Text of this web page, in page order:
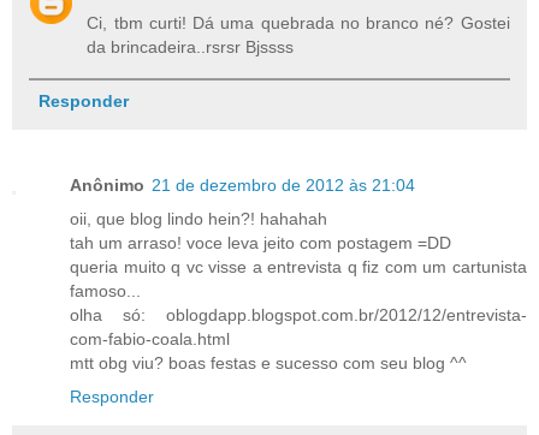
Ci, tbm curti! Dá uma quebrada no branco né? Gostei
da brincadeira..rsrsr Bjssss
Responder
Anônimo 21 de dezembro de 2012 às 21:04
oii, que blog lindo hein?! hahahah
tah um arraso! voce leva jeito com postagem =DD
queria muito q vc visse a entrevista q fiz com um cartunista
famoso...
olha só: oblogdapp.blogspot.com.br/2012/12/entrevista-
com-fabio-coala.html
mtt obg viu? boas festas e sucesso com seu blog ^^
Responder